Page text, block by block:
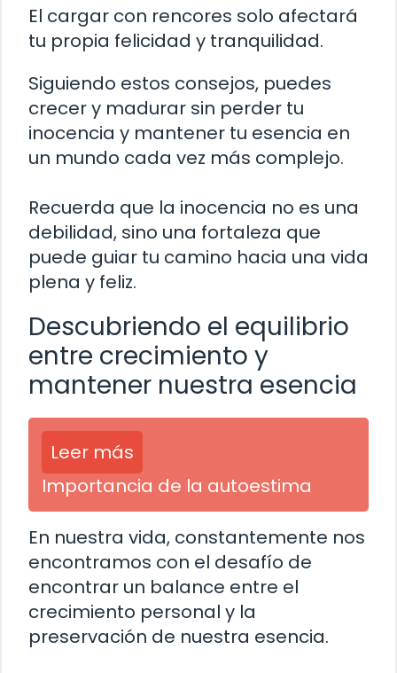
El cargar con rencores solo afectará
tu propia felicidad y tranquilidad.
Siguiendo estos consejos, puedes
crecer y madurar sin perder tu
inocencia y mantener tu esencia en
un mundo cada vez más complejo.
Recuerda que la inocencia no es una
debilidad, sino una fortaleza que
puede guiar tu camino hacia una vida
plena y feliz.
Descubriendo el equilibrio
entre crecimiento y
mantener nuestra esencia
Leer más
Importancia de la autoestima
En nuestra vida, constantemente nos
encontramos con el desafío de
encontrar un balance entre el
crecimiento personal y la
preservación de nuestra esencia.